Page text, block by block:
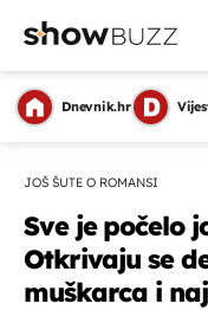
Dnevnik.hr
JOŠ ŠUTE O ROMANSI
Sve je počelo
Otkrivaju se
muškarca i